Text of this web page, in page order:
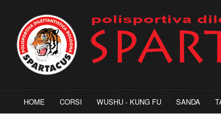
HOME CORSI WUSHU - KUNG FU SANDA